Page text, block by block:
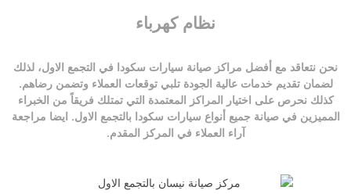
نظام كهرباء
نحن نتعاقد مع أفضل مراكز صيانة سيارات سكودا في التجمع الاول، لذلك
لضمان تقديم خدمات عالية الجودة تلبي توقعات العملاء وتضمن رضاهم.
كذلك نحرص على اختيار المراكز المعتمدة التي تمتلك فريقاً من الخبراء
المميزين في صيانة جميع أنواع سيارات سكودا بالتجمع الاول. ايضا مراجعة
آراء العملاء في المركز المقدم.